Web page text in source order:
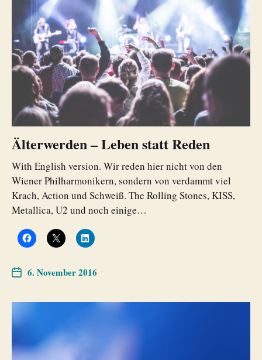
Älterwerden – Leben statt Reden
With English version. Wir reden hier nicht von den
Wiener Philharmonikern, sondern von verdammt viel
Krach, Action und Schweiß. The Rolling Stones, KISS,
Metallica, U2 und noch einige…
6. November 2016